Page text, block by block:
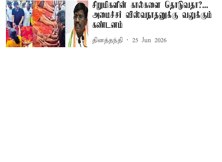
சிறுமிகளின் கால்களை தொடுவதா?...
அமைச்சர் விஸ்வநாதனுக்கு வலுக்கும்
கண்டனம்
தினத்தந்தி 25 Jun 2026